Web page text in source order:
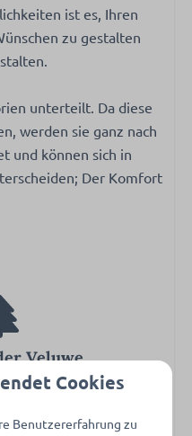
ist es, Ihren
zu gestalten
unterteilt. Da diese
werden sie ganz nach
und können sich in
Der Komfort
Veluwe
Cookies
Benutzererfahrung zu